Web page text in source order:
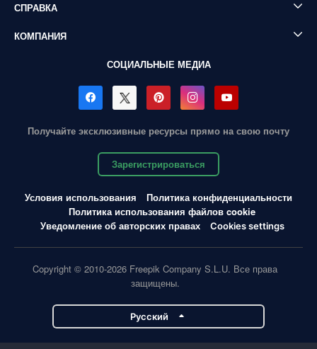
СПРАВКА
КОМПАНИЯ
СОЦИАЛЬНЫЕ МЕДИА
Получайте эксклюзивные ресурсы прямо на свою почту
Зарегистрироваться
Условия использования
Политика конфиденциальности
Политика использования файлов cookie
Уведомление об авторских правах
Cookies settings
Copyright © 2010-2026 Freepik Company S.L.U. Все права
защищены.
Pусский